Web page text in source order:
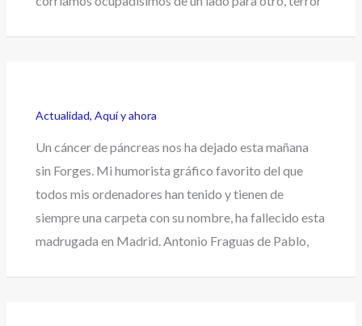
Actualidad,Aquí y ahora
Un cáncer de páncreas nos ha dejado esta mañana
sin Forges. Mi humorista gráfico favorito del que
todos mis ordenadores han tenido y tienen de
siempre una carpeta con su nombre, ha fallecido esta
madrugada en Madrid. Antonio Fraguas de Pablo,